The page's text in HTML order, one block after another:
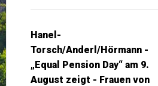
Hanel-
Torsch/Anderl/Hörmann -
„Equal Pension Day“ am 9.
August zeigt - Frauen von